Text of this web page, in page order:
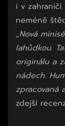
i v zahraničí.
neméně
„Nová
lahůdkou.
originálu a
nádech.
zpracovaná
zdejší